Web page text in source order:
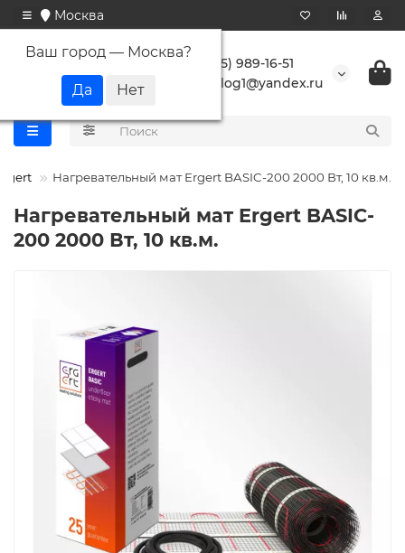
Москва
Ваш город — Москва?
+7 (495) 989-16-51
buranlog1@yandex.ru
Нагревательный мат Ergert BASIC-200 2000 Вт, 10 кв.м.
Нагревательный мат Ergert BASIC-
200 2000 Вт, 10 кв.м.